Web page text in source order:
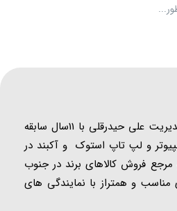
فروشگاه دی کامپیوتر با مدیریت علی حیدرقلی با 11سال سابقه
و لپ تاپ استوک و آکبند در
فروش کالاهای برند در جنوب
و همتراز با نمایندگی های